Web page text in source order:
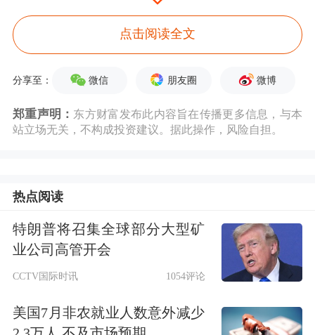
（来源：Polymarket）
言论，但
直让人难以捉摸。
此前，他曾向投资者保证，会坚持斯塔
默当前的财政政策，以避免政府借款失
点击阅读全文
分享至： 微信 朋友圈 微博
郑重声明： 东方财富发布此内容旨在传播更多信息，与本
站立场无关，不构成投资建议。据此操作，风险自担。
热点阅读
特朗普将召集全球部分大型矿
业公司高管开会
CCTV国际时讯 1054评论
美国7月非农就业人数意外减少